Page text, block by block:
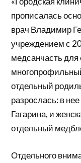
прописалась
врач Владимир
учреждением с
медсанчасть
отдельный
разрослась: в
Гагарина, и
отдельный
Отдельного